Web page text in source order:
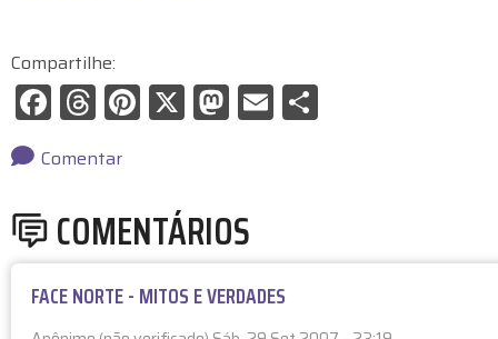
Compartilhe:
F
a
c
e
b
o
o
T
hr
e
a
d
s
Pi
nt
e
st
X M
a
o
d
o
n
E
m
Comentar
COMENTÁRIOS
FACE NORTE - MITOS E VERDADES